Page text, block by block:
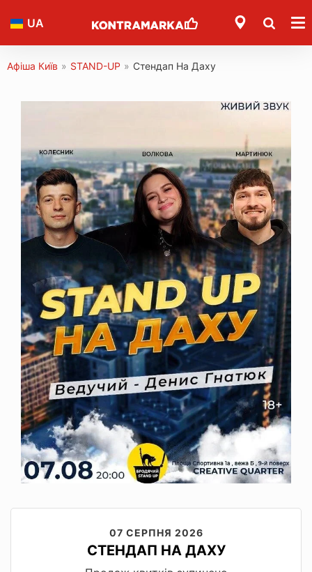
UA
Афіша Київ » STAND-UP » Стендап На Даху
07 СЕРПНЯ 2026
СТЕНДАП НА ДАХУ